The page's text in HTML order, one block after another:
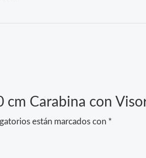
cm Carabina con
están marcados con *